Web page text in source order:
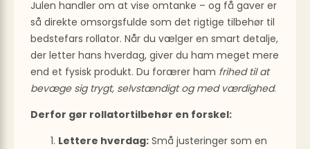
Julen handler om at vise omtanke – og få gaver er
så direkte omsorgsfulde som det rigtige tilbehør til
bedstefars rollator. Når du vælger en smart detalje,
der letter hans hverdag, giver du ham meget mere
end et fysisk produkt. Du forærer ham frihed til at
bevæge sig trygt, selvstændigt og med værdighed.
Derfor gør rollatortilbehør en forskel:
Lettere hverdag: Små justeringer som en